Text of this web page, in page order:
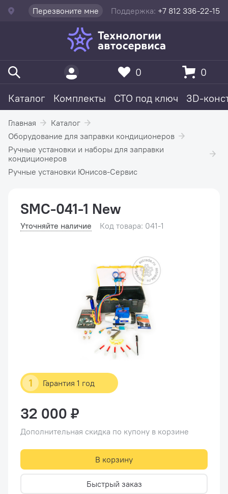
Перезвоните мне Поддержка: +7 812 336-22-15
Каталог Комплекты СТО под ключ 3D-
0 0
Главная
Каталог
Оборудование для заправки кондиционеров
Ручные установки и наборы для заправки
кондиционеров
Ручные установки Юнисов-Сервис
1 Гарантия 1 год
SMC-041-1 New
Уточняйте наличие Код товара: 041-1
32 000 ₽
Дополнительная скидка по купону в корзине
В корзину
Быстрый заказ